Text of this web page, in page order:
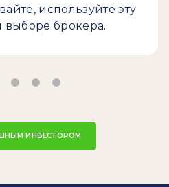
используйте эту
брокера.
ИНВЕСТОРОМ